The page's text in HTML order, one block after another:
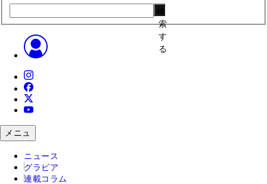
索
す
る
メニュ
ニュース
グラビア
連載コラム